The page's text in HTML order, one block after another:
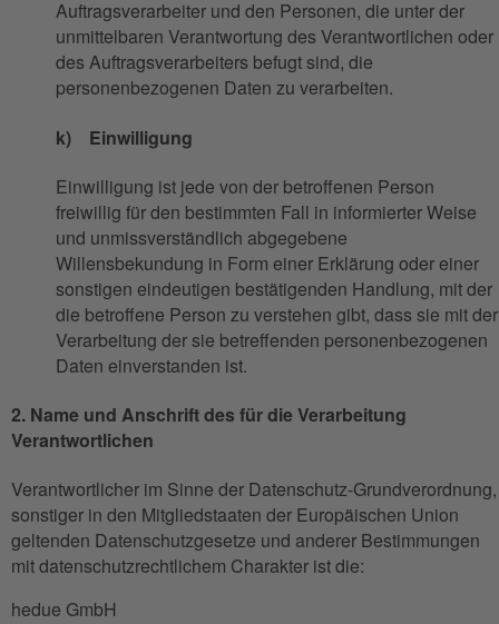
Auftragsverarbeiter und den Personen, die unter der
unmittelbaren Verantwortung des Verantwortlichen oder
des Auftragsverarbeiters befugt sind, die
personenbezogenen Daten zu verarbeiten.
k) Einwilligung
Einwilligung ist jede von der betroffenen Person
freiwillig für den bestimmten Fall in informierter Weise
und unmissverständlich abgegebene
Willensbekundung in Form einer Erklärung oder einer
sonstigen eindeutigen bestätigenden Handlung, mit der
die betroffene Person zu verstehen gibt, dass sie mit der
Verarbeitung der sie betreffenden personenbezogenen
Daten einverstanden ist.
2. Name und Anschrift des für die Verarbeitung
Verantwortlichen
Verantwortlicher im Sinne der Datenschutz-Grundverordnung,
sonstiger in den Mitgliedstaaten der Europäischen Union
geltenden Datenschutzgesetze und anderer Bestimmungen
mit datenschutzrechtlichem Charakter ist die:
hedue GmbH